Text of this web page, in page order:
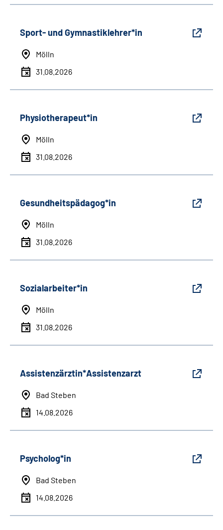
Sport- und Gymnastiklehrer*in
Mölln
31.08.2026
Physiotherapeut*in
Mölln
31.08.2026
Gesundheitspädagog*in
Mölln
31.08.2026
Sozialarbeiter*in
Mölln
31.08.2026
Assistenzärztin*Assistenzarzt
Bad Steben
14.08.2026
Psycholog*in
Bad Steben
14.08.2026